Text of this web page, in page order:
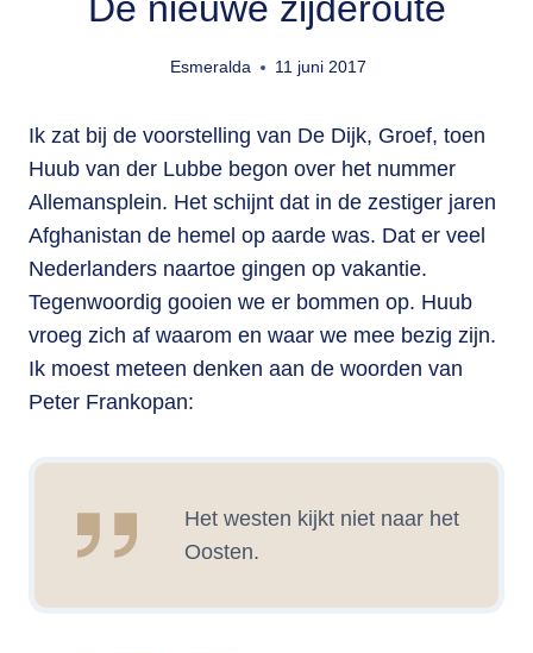
Esmeralda 11 juni 2017
Ik zat bij de voorstelling van De Dijk, Groef, toen
Huub van der Lubbe begon over het nummer
Allemansplein. Het schijnt dat in de zestiger jaren
Afghanistan de hemel op aarde was. Dat er veel
Nederlanders naartoe gingen op vakantie.
Tegenwoordig gooien we er bommen op. Huub
vroeg zich af waarom en waar we mee bezig zijn.
Ik moest meteen denken aan de woorden van
Peter Frankopan:
Het westen kijkt niet naar het
Oosten.